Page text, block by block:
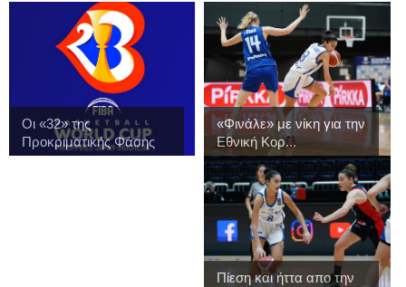
Οι «32» της
Προκριματικής Φάσης
του...
«Φινάλε» με νίκη για την
Εθνική Κορ...
Πίεση και ήττα απο την